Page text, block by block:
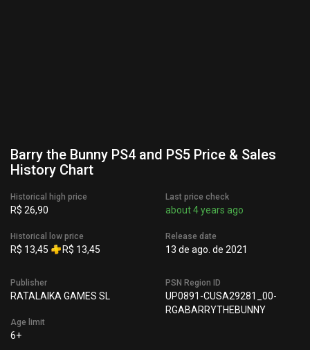
Barry the Bunny PS4 and PS5 Price & Sales
History Chart
Historical high price
R$ 26,90
Historical low price
R$ 13,45 R$ 13,45
Last price check
about 4 years ago
Release date
13 de ago. de 2021
Publisher
RATALAIKA GAMES SL
Age limit
6+
PSN Region ID
UP0891-CUSA29281_00-
RGABARRYTHEBUNNY